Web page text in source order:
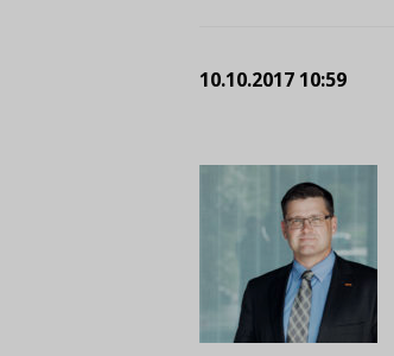
10.10.2017 10:59